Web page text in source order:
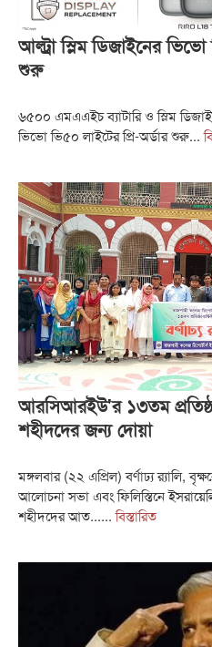
আল্ট্রা স্লিম ডিজাইনের
শুরু
৬৫০০ এমএএইচ ব্যাটারি ও স্লিম
ভিভো ভি৫০ লাইটের প্রি-অর্ডার শুরু...
আরসিআরইউ'র ১৩তম
শহীদদের জন্য দোয়া
মঙ্গলবার (২২ এপ্রিল) বর্ণাঢ্য র‍্যালি,
আলোচনা সভা এবং ফিলিস্তিনে
শহীদদের আত......বিস্তারিত